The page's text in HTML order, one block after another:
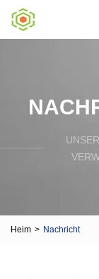
Heim > Nachricht